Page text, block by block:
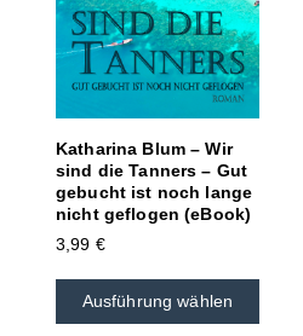
Katharina Blum – Wir
sind die Tanners – Gut
gebucht ist noch lange
nicht geflogen (eBook)
3,99 €
Ausführung wählen